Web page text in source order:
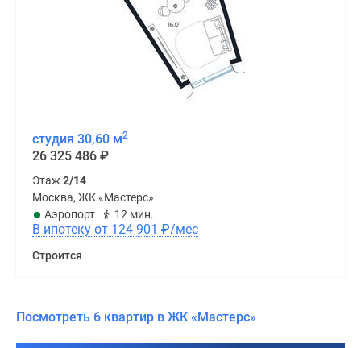
студия 30,60 м2
26 325 486 ₽
Этаж 2/14
Москва, ЖК «Мастерс»
Аэропорт
12 мин.
В ипотеку от 124 901 ₽/мес
Строится
Посмотреть 6 квартир в ЖК «Мастерс»